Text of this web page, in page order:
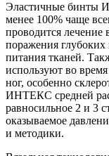
Эластичные бинты
менее 100% чаще
проводится лечение
поражения глубоких
питания тканей.
используют во
ног, особенно
ИНТЕКС средней
равносильное 2 и 3
оказываемое
и методики.